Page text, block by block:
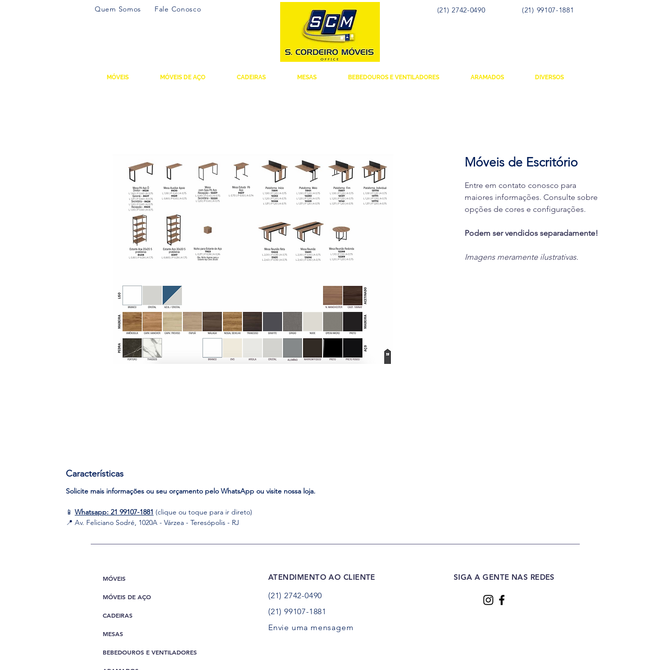
MÓVEIS MÓVEIS DE AÇO CADEIRAS MESAS BEBEDOUROS E VENTILADORES ARAMADOS DIVERSOS
Quem Somos Fale Conosco (21) 2742-0490 (21) 99107-1881
Móveis de Escritório
Entre em contato conosco para
maiores informações. Consulte sobre
opções de cores e configurações.
Podem ser vendidos separadamente!
Imagens meramente ilustrativas.
Características
Solicite mais informações ou seu orçamento pelo WhatsApp ou visite nossa loja.
📱 Whatsapp: 21 99107-1881 (clique ou toque para ir direto)
📍 Av. Feliciano Sodré, 1020A - Várzea - Teresópolis - RJ
MÓVEIS
MÓVEIS DE AÇO
CADEIRAS
MESAS
BEBEDOUROS E VENTILADORES
ATENDIMENTO AO CLIENTE
(21) 2742-0490
(21) 99107-1881
Envie uma mensagem
SIGA A GENTE NAS REDES